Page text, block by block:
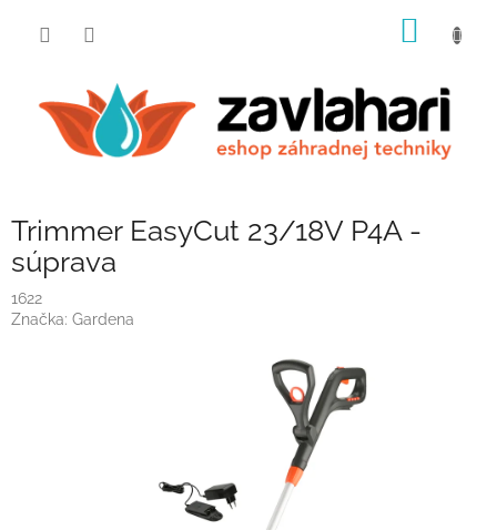
Trimmer EasyCut 23/18V P4A -
súprava
1622
Značka: Gardena